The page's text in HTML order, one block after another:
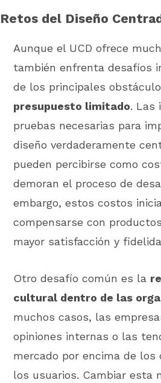
Retos del Diseño
Aunque el UCD ofrece
también enfrenta desafíos
de los principales
presupuesto limitado. Las
pruebas necesarias para
diseño verdaderamente
pueden percibirse como
demoran el proceso de
embargo, estos costos
compensarse con
mayor satisfacción y
Otro desafío común es la
cultural dentro de las
muchos casos, las
opiniones internas o las
mercado por encima de los
los usuarios. Cambiar esta